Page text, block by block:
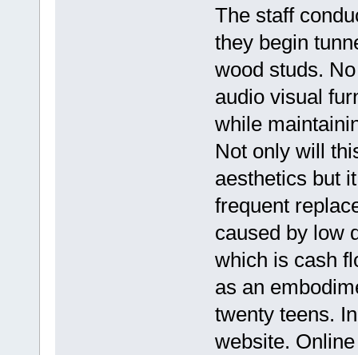
The staff
they begin
wood studs.
audio visual
while
Not only will
aesthetics but
frequent
caused by low
which is cash
as an
twenty teens.
website.